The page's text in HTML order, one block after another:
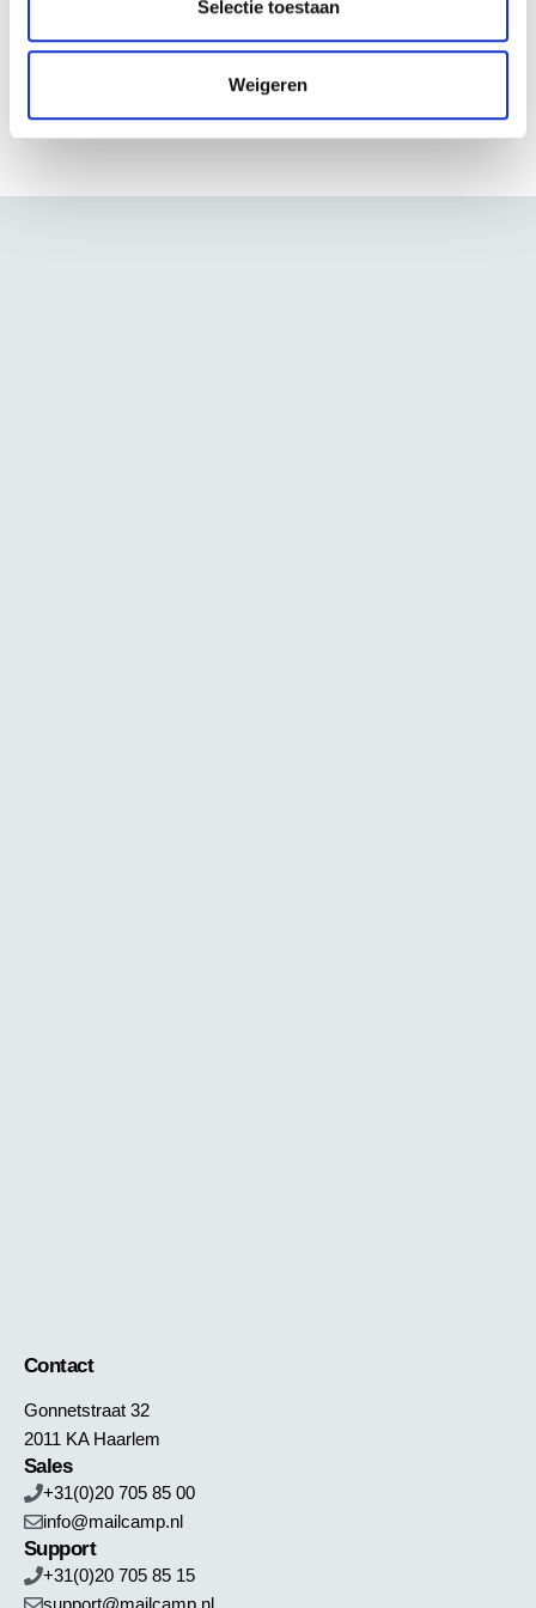
Selectie toestaan
Weigeren
Contact
Gonnetstraat 32
2011 KA Haarlem
Sales
+31(0)20 705 85 00
info@mailcamp.nl
Support
+31(0)20 705 85 15
support@mailcamp.nl